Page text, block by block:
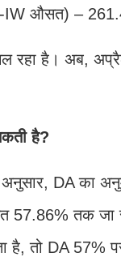
IW औसत) –
रहा है। अब,
है?
DA का
57.86% तक
तो DA 57% पर